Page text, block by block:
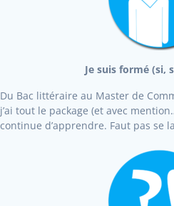
Je suis formé (si,
Du Bac littéraire au Master de
j’ai tout le package (et avec
continue d’apprendre. Faut pas se